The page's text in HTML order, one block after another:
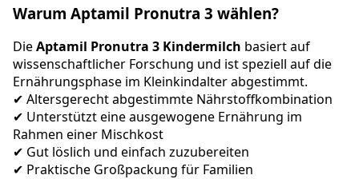
Warum Aptamil Pronutra 3 wählen?
DieAptamil Pronutra 3 Kindermilch basiert auf
wissenschaftlicher Forschung und ist speziell auf die
Ernährungsphase im Kleinkindalter abgestimmt.
✔ Altersgerecht abgestimmte Nährstoffkombination
✔ Unterstützt eine ausgewogene Ernährung im
Rahmen einer Mischkost
✔ Gut löslich und einfach zuzubereiten
✔ Praktische Großpackung für Familien